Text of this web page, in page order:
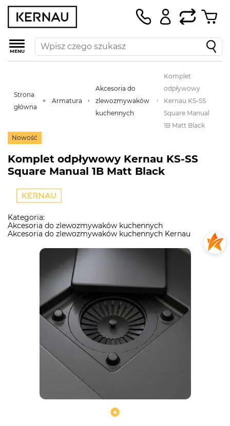
MENU
Strona
główna
Armatura
Akcesoria do
zlewozmywaków
kuchennych
Komplet
odpływowy
Kernau KS-SS
Square Manual
1B Matt Black
Nowość
Komplet odpływowy Kernau KS-SS
Square Manual 1B Matt Black
Kategoria:
Akcesoria do zlewozmywaków kuchennych
Akcesoria do zlewozmywaków kuchennych Kernau